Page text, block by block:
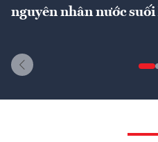
nguyên nhân nước